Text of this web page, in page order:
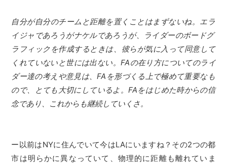
自分が自分のチームと距離を置くことはまずないね。エラ
イジャであろうがナケルであろうが、ライダーのボードグ
ラフィックを作成するときは、彼らが気に入って同意して
くれていないと世には出ない。FAの在り方についてのライ
ダー達の考えや意見は、FAを形づくる上で極めて重要なも
ので、とても大切にしているよ。FAをはじめた時からの信
念であり、これからも継続していくさ。
ー以前はNYに住んでいて今はLAにいますね？その2つの都
市は明らかに異なっていて、物理的に距離も離れていま